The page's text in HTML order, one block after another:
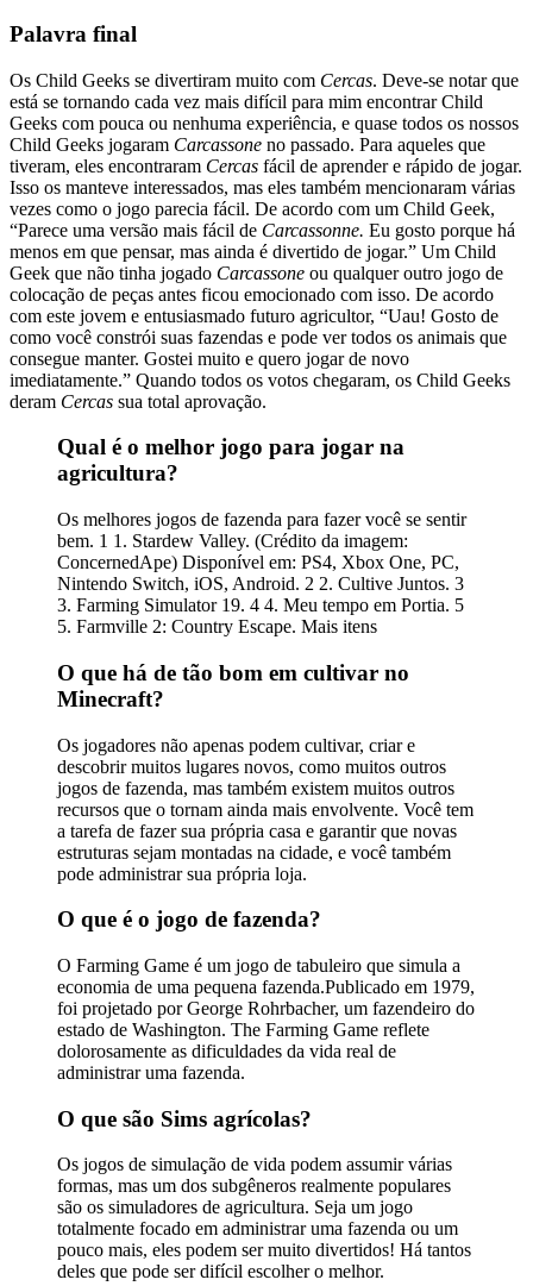
Palavra final
Os Child Geeks se divertiram muito com Cercas. Deve-se notar que
está se tornando cada vez mais difícil para mim encontrar Child
Geeks com pouca ou nenhuma experiência, e quase todos os nossos
Child Geeks jogaram Carcassone no passado. Para aqueles que
tiveram, eles encontraram Cercas fácil de aprender e rápido de jogar.
Isso os manteve interessados, mas eles também mencionaram várias
vezes como o jogo parecia fácil. De acordo com um Child Geek,
“Parece uma versão mais fácil de Carcassonne. Eu gosto porque há
menos em que pensar, mas ainda é divertido de jogar.” Um Child
Geek que não tinha jogado Carcassone ou qualquer outro jogo de
colocação de peças antes ficou emocionado com isso. De acordo
com este jovem e entusiasmado futuro agricultor, “Uau! Gosto de
como você constrói suas fazendas e pode ver todos os animais que
consegue manter. Gostei muito e quero jogar de novo
imediatamente.” Quando todos os votos chegaram, os Child Geeks
deram Cercas sua total aprovação.
Qual é o melhor jogo para jogar na
agricultura?
Os melhores jogos de fazenda para fazer você se sentir
bem. 1 1. Stardew Valley. (Crédito da imagem:
ConcernedApe) Disponível em: PS4, Xbox One, PC,
Nintendo Switch, iOS, Android. 2 2. Cultive Juntos. 3
3. Farming Simulator 19. 4 4. Meu tempo em Portia. 5
5. Farmville 2: Country Escape. Mais itens
O que há de tão bom em cultivar no
Minecraft?
Os jogadores não apenas podem cultivar, criar e
descobrir muitos lugares novos, como muitos outros
jogos de fazenda, mas também existem muitos outros
recursos que o tornam ainda mais envolvente. Você tem
a tarefa de fazer sua própria casa e garantir que novas
estruturas sejam montadas na cidade, e você também
pode administrar sua própria loja.
O que é o jogo de fazenda?
O Farming Game é um jogo de tabuleiro que simula a
economia de uma pequena fazenda.Publicado em 1979,
foi projetado por George Rohrbacher, um fazendeiro do
estado de Washington. The Farming Game reflete
dolorosamente as dificuldades da vida real de
administrar uma fazenda.
O que são Sims agrícolas?
Os jogos de simulação de vida podem assumir várias
formas, mas um dos subgêneros realmente populares
são os simuladores de agricultura. Seja um jogo
totalmente focado em administrar uma fazenda ou um
pouco mais, eles podem ser muito divertidos! Há tantos
deles que pode ser difícil escolher o melhor.